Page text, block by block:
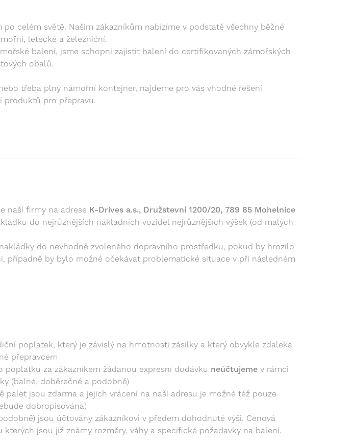
celém světě. Našim zákazníkům nabízíme v podstatě všechny běžné
letecké a železniční.
balení, jsme schopni zajistit balení do certifikovaných zámořských
obalů.
třeba plný námořní kontejner, najdeme pro vás vhodné řešení
produktů pro přepravu.
naší firmy na adrese K-Drives a.s., Družstevní 1200/20, 789 85 Mohelnice
do nejrůznějších nákladních vozidel nejrůznějších výšek (od malých
do nevhodně zvoleného dopravního prostředku, pokud by hrozilo
případně by bylo možné očekávat problematické situace v při následném
poplatek, který je závislý na hmotnosti zásilky a který obvykle zdaleka
přepravcem
za zákazníkem žádanou expresní dodávku neúčtujeme v rámci
(balné, doběrečné a podobně)
palet jsou zdarma a jejich vrácení na naši adresu je možné též pouze
dobropisována)
jsou účtovány zákazníkovi v předem dohodnuté výši. Cenová
jsou již známy rozměry, váhy a specifické požadavky na balení.